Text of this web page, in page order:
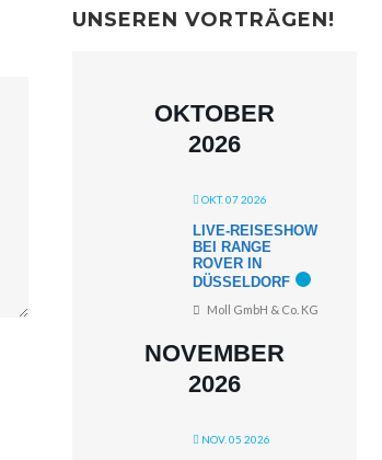
UNSEREN VORTRÄGEN!
OKTOBER
2026
OKT. 07 2026
LIVE-REISESHOW
BEI RANGE
ROVER IN
DÜSSELDORF
Moll GmbH & Co. KG
NOVEMBER
2026
NOV. 05 2026